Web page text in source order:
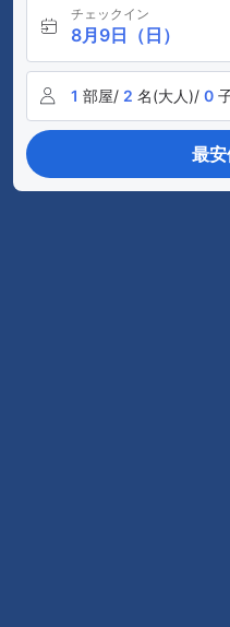
チェックイン
8月9日（日）
1 部屋/ 2 名(大人)/ 0
最